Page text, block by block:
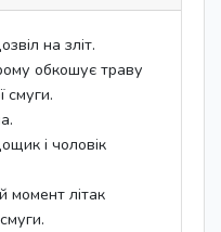
на зліт.
обкошує траву
смуги.
і чоловік
момент літак